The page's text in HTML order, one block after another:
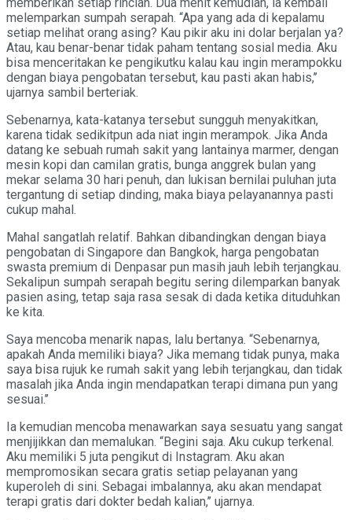
melemparkan sumpah serapah. “Apa yang ada di kepalamu
setiap melihat orang asing? Kau pikir aku ini dolar berjalan ya?
Atau, kau benar-benar tidak paham tentang sosial media. Aku
bisa menceritakan ke pengikutku kalau kau ingin merampokku
dengan biaya pengobatan tersebut, kau pasti akan habis,’’
ujarnya sambil berteriak.
Sebenarnya, kata-katanya tersebut sungguh menyakitkan,
karena tidak sedikitpun ada niat ingin merampok. Jika Anda
datang ke sebuah rumah sakit yang lantainya marmer, dengan
mesin kopi dan camilan gratis, bunga anggrek bulan yang
mekar selama 30 hari penuh, dan lukisan bernilai puluhan juta
tergantung di setiap dinding, maka biaya pelayanannya pasti
cukup mahal.
Mahal sangatlah relatif. Bahkan dibandingkan dengan biaya
pengobatan di Singapore dan Bangkok, harga pengobatan
swasta premium di Denpasar pun masih jauh lebih terjangkau.
Sekalipun sumpah serapah begitu sering dilemparkan banyak
pasien asing, tetap saja rasa sesak di dada ketika dituduhkan
ke kita.
Saya mencoba menarik napas, lalu bertanya. “Sebenarnya,
apakah Anda memiliki biaya? Jika memang tidak punya, maka
saya bisa rujuk ke rumah sakit yang lebih terjangkau, dan tidak
masalah jika Anda ingin mendapatkan terapi dimana pun yang
sesuai.’’
Ia kemudian mencoba menawarkan saya sesuatu yang sangat
menjijikkan dan memalukan. “Begini saja. Aku cukup terkenal.
Aku memiliki 5 juta pengikut di Instagram. Aku akan
mempromosikan secara gratis setiap pelayanan yang
kuperoleh di sini. Sebagai imbalannya, aku akan mendapat
terapi gratis dari dokter bedah kalian,’’ ujarnya.